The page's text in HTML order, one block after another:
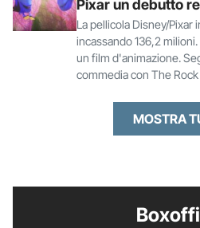
Pixar un debutto
La pellicola Disney/
incassando 136,2
un film d'animazione.
commedia con The
MOSTRA